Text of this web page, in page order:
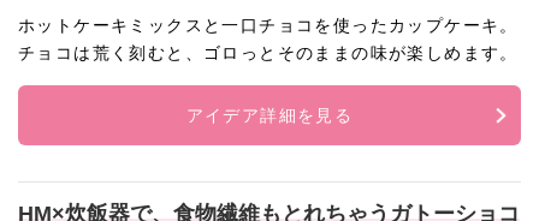
ホットケーキミックスと一口チョコを使ったカップケーキ。
チョコは荒く刻むと、ゴロっとそのままの味が楽しめます。
アイデア詳細を見る
HM×炊飯器で、食物繊維もとれちゃうガトーショコ